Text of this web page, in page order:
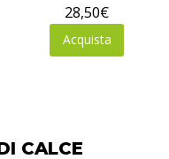
28,50€
Acquista
CALCE